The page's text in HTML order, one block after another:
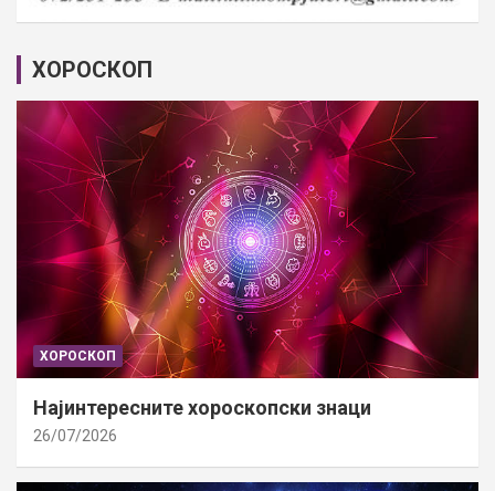
ХОРОСКОП
ХОРОСКОП
Најинтересните хороскопски знаци
26/07/2026